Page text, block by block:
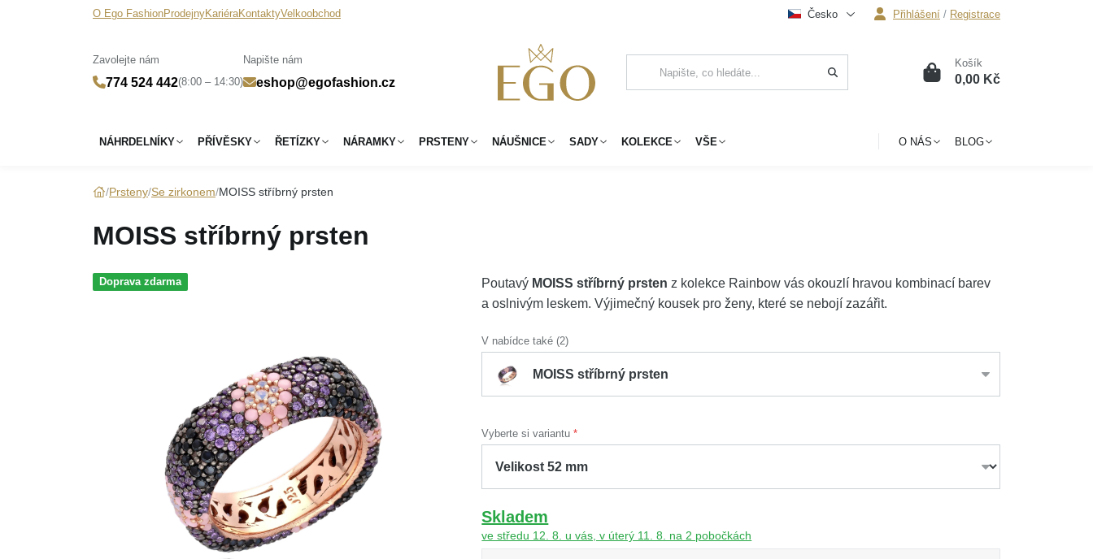
O Ego FashionProdejnyKariéraKontaktyVelkoobchod
Zavolejte nám
774 524 442(8:00 – 14:30)
Napište nám
eshop@egofashion.cz
Česko Přihlášení / Registrace
0 Košík
0,00 Kč
NÁHRDELNÍKY PŘÍVĚSKY ŘETÍZKY NÁRAMKY PRSTENY NÁUŠNICE SADY KOLEKCE VŠE O NÁS BLOG
Prsteny Se zirkonem MOISS stříbrný prsten
MOISS stříbrný prsten
Doprava zdarma Poutavý MOISS stříbrný prsten z kolekce Rainbow vás okouzlí hravou kombinací barev
a oslnivým leskem. Výjimečný kousek pro ženy, které se nebojí zazářit.
V nabídce také (2)
MOISS stříbrný prsten
Vyberte si variantu
Skladem
ve středu 12. 8. u vás, v úterý 11. 8. na 2 pobočkách